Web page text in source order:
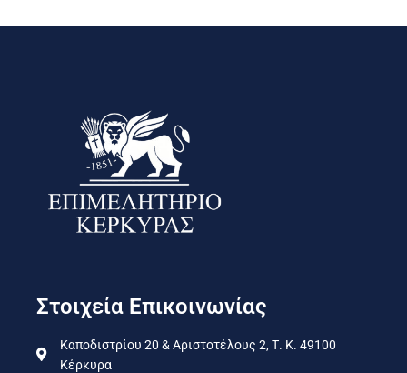
Στοιχεία Επικοινωνίας
Καποδιστρίου 20 & Αριστοτέλους 2, Τ. Κ. 49100
Κέρκυρα